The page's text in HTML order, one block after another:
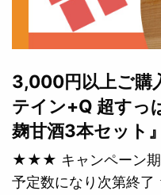
3,000円以上ご購
テイン+Q 超すっ
麹甘酒3本セット
★★★ キャンペーン期
予定数になり次第終